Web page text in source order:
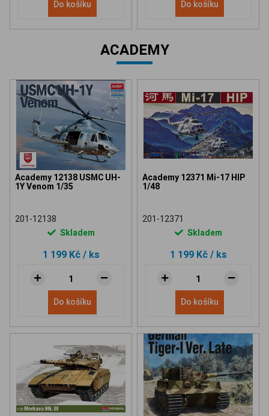
Do košíku Do košíku
ACADEMY
Academy 12138 USMC UH-
1Y Venom 1/35
201-12138
Skladem
1 199 Kč / ks
Do košíku
Academy 12371 Mi-17 HIP
1/48
201-12371
Skladem
1 199 Kč / ks
Do košíku